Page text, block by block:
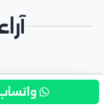
عبدالله